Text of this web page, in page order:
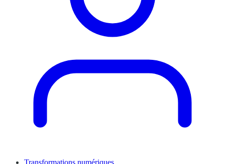
Transformations numériques